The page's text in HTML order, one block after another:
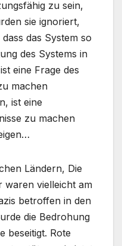
zu sein,
sie ignoriert,
das System so
des Systems in
eine Frage des
machen
ist eine
zu machen
Ländern, Die
waren vielleicht am
betroffen in den
die Bedrohung
beseitigt. Rote